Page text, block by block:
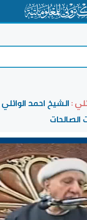
:الشيخ احمد
الصالحات